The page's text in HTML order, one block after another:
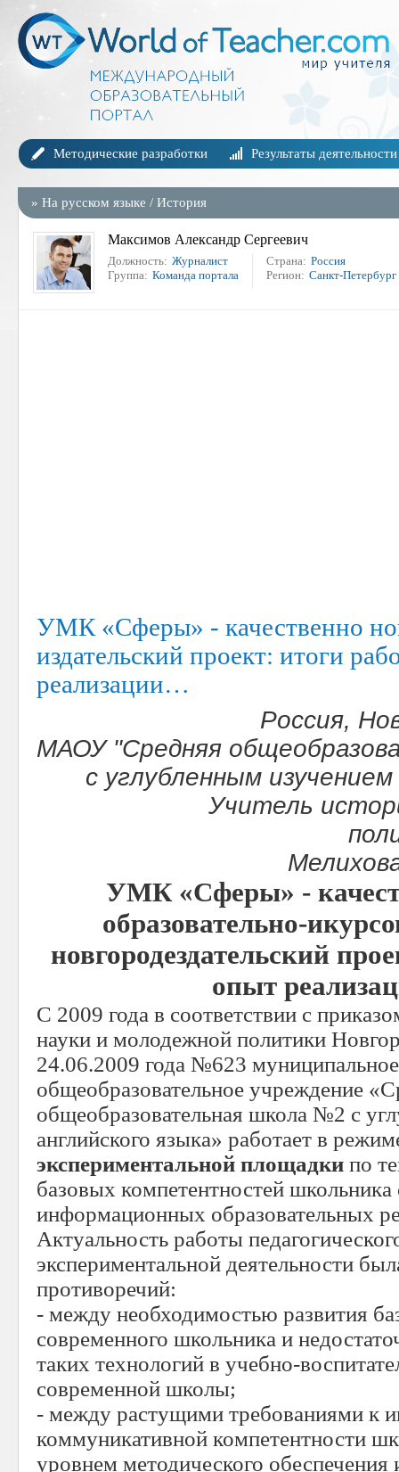
Методические разработки Результаты деятельности
» На русском языке / История
Максимов Александр Сергеевич
Должность: Журналист
Группа: Команда портала
Страна: Россия
Регион: Санкт-Петербург
УМК «Сферы» - качественно
издательский проект: итоги
реализации…
Россия,
МАОУ "Средняя
с углубленным
Учитель
УМК «Сферы» -
образовательно-и
новгородездательский
опыт
С 2009 года в соответствии с
науки и молодежной политики
24.06.2009 года №623
общеобразовательное учреждение
общеобразовательная школа №2 с
английского языка» работает в
экспериментальной площадки по
базовых компетентностей школьника
информационных образовательных
Актуальность работы
экспериментальной деятельности
противоречий:
- между необходимостью развития
современного школьника и
таких технологий в учебно-
современной школы;
- между растущими требованиями к
коммуникативной компетентности
уровнем методического обеспечения